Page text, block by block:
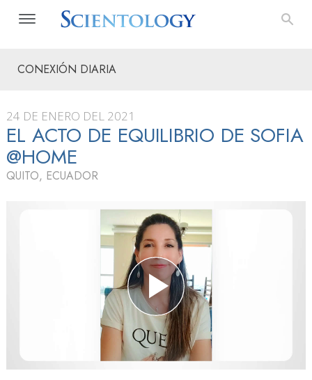
CONEXIÓN DIARIA
24 DE ENERO DEL 2021
EL ACTO DE EQUILIBRIO DE SOFIA
@HOME
QUITO, ECUADOR